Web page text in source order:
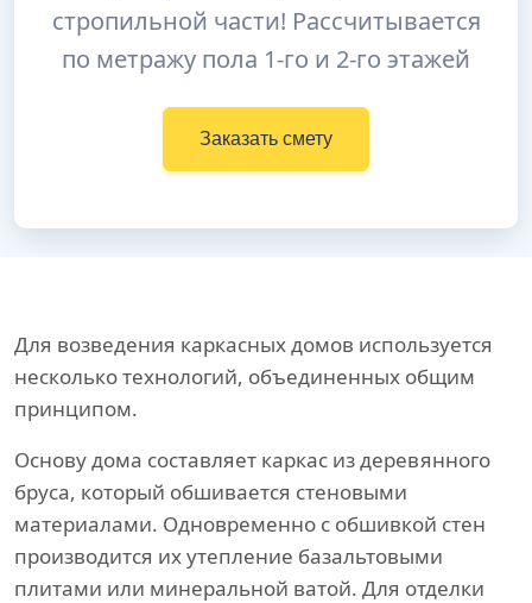
стропильной части! Рассчитывается
по метражу пола 1-го и 2-го этажей
Заказать смету
Для возведения каркасных домов используется
несколько технологий, объединенных общим
принципом.
Основу дома составляет каркас из деревянного
бруса, который обшивается стеновыми
материалами. Одновременно с обшивкой стен
производится их утепление базальтовыми
плитами или минеральной ватой. Для отделки